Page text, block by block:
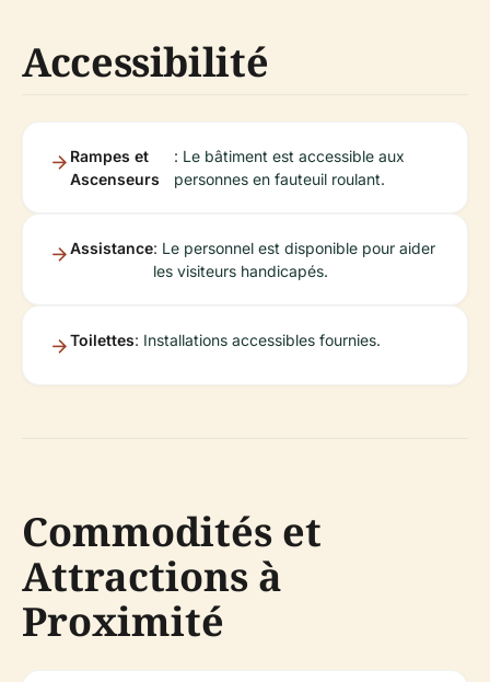
Accessibilité
Rampes et
Ascenseurs
: Le bâtiment est accessible aux
personnes en fauteuil roulant.
Assistance: Le personnel est disponible pour aider
les visiteurs handicapés.
Toilettes: Installations accessibles fournies.
Commodités et
Attractions à
Proximité